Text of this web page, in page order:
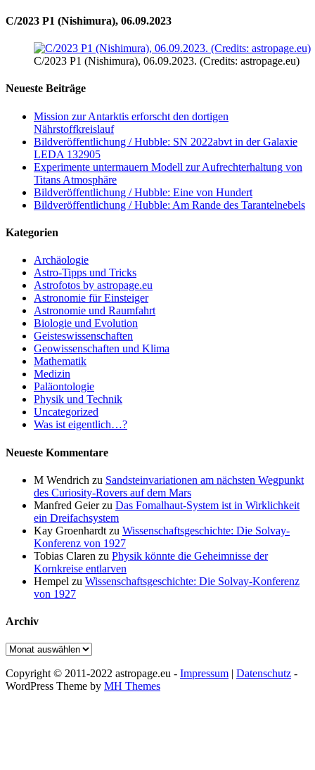
C/2023 P1 (Nishimura), 06.09.2023
C/2023 P1 (Nishimura), 06.09.2023. (Credits: astropage.eu)
Neueste Beiträge
Mission zur Antarktis erforscht den dortigen
Nährstoffkreislauf
Bildveröffentlichung / Hubble: SN 2022abvt in der Galaxie
LEDA 132905
Experimente untermauern Modell zur Aufrechterhaltung von
Titans Atmosphäre
Bildveröffentlichung / Hubble: Eine von Hundert
Bildveröffentlichung / Hubble: Am Rande des Tarantelnebels
Kategorien
Archäologie
Astro-Tipps und Tricks
Astrofotos by astropage.eu
Astronomie für Einsteiger
Astronomie und Raumfahrt
Biologie und Evolution
Geisteswissenschaften
Geowissenschaften und Klima
Mathematik
Medizin
Paläontologie
Physik und Technik
Uncategorized
Was ist eigentlich…?
Neueste Kommentare
M Wendrich zu Sandsteinvariationen am nächsten Wegpunkt
des Curiosity-Rovers auf dem Mars
Manfred Geierzu Das Fomalhaut-System ist in Wirklichkeit
ein Dreifachsystem
Kay Groenhardt zu Wissenschaftsgeschichte: Die Solvay-
Konferenz von 1927
Tobias Claren zu Physik könnte die Geheimnisse der
Kornkreise entlarven
Hempel zu Wissenschaftsgeschichte: Die Solvay-Konferenz
von 1927
Archiv
Archiv
Copyright © 2011-2022 astropage.eu - Impressum | Datenschutz -
WordPress Theme by MH Themes